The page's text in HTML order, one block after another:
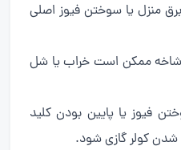
منزل یا سوختن فیوز اصلی
ممکن است خراب یا شل
فیوز یا پایین بودن کلید
شدن کولر گازی شود.